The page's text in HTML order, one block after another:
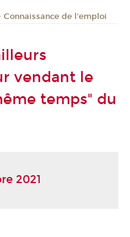
Connaissance de l'emploi
vendant le
temps" du
2021